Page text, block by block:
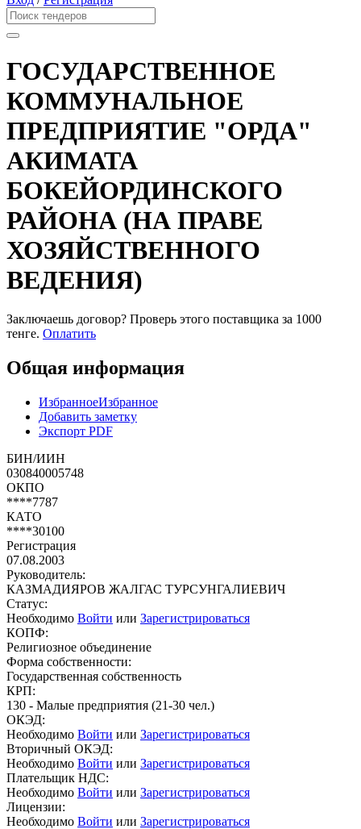
ГОСУДАРСТВЕННОЕ
КОММУНАЛЬНОЕ
ПРЕДПРИЯТИЕ "ОРДА"
АКИМАТА
БОКЕЙОРДИНСКОГО
РАЙОНА (НА ПРАВЕ
ХОЗЯЙСТВЕННОГО
ВЕДЕНИЯ)
Заключаешь договор? Проверь этого поставщика за 1000
тенге. Оплатить
Общая информация
ИзбранноеИзбранное
Добавить заметку
Экспорт PDF
БИН/ИИН
030840005748
ОКПО
****7787
КАТО
****30100
Регистрация
07.08.2003
Руководитель:
КАЗМАДИЯРОВ ЖАЛГАС ТУРСУНГАЛИЕВИЧ
Статус:
Необходимо Войти или Зарегистрироваться
КОПФ:
Религиозное объединение
Форма собственности:
Государственная собственность
КРП:
130 - Малые предприятия (21-30 чел.)
ОКЭД:
Необходимо Войти или Зарегистрироваться
Вторичный ОКЭД:
Необходимо Войти или Зарегистрироваться
Плательщик НДС:
Необходимо Войти или Зарегистрироваться
Лицензии:
Необходимо Войти или Зарегистрироваться